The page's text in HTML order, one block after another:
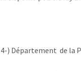
4-) Département de la